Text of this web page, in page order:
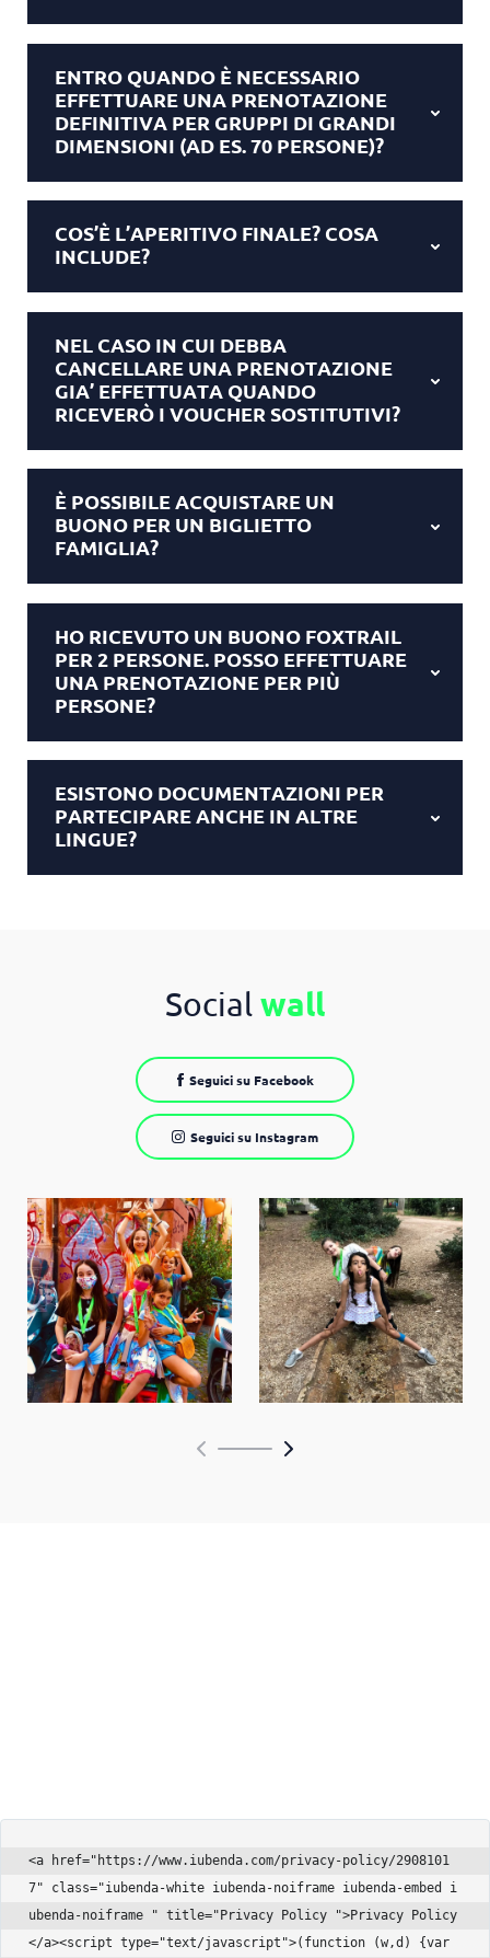
ENTRO QUANDO È NECESSARIO
EFFETTUARE UNA PRENOTAZIONE
DEFINITIVA PER GRUPPI DI GRANDI
DIMENSIONI (AD ES. 70 PERSONE)?
COS’È L’APERITIVO FINALE? COSA
INCLUDE?
NEL CASO IN CUI DEBBA
CANCELLARE UNA PRENOTAZIONE
GIA’ EFFETTUATA QUANDO
RICEVERÒ I VOUCHER SOSTITUTIVI?
È POSSIBILE ACQUISTARE UN
BUONO PER UN BIGLIETTO
FAMIGLIA?
HO RICEVUTO UN BUONO FOXTRAIL
PER 2 PERSONE. POSSO EFFETTUARE
UNA PRENOTAZIONE PER PIÙ
PERSONE?
ESISTONO DOCUMENTAZIONI PER
PARTECIPARE ANCHE IN ALTRE
LINGUE?
Social wall
Seguici su Facebook
Seguici su Instagram
<a href="https://www.iubenda.com/privacy-policy/2908101
7" class="iubenda-white iubenda-noiframe iubenda-embed i
ubenda-noiframe " title="Privacy Policy ">Privacy Policy
</a><script type="text/javascript">(function (w,d) {var